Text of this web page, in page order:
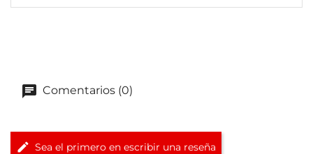
Comentarios (0)
Sea el primero en escribir una reseña